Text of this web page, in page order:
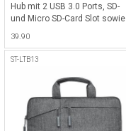
Hub mit 2 USB 3.0 Ports, SD-
und Micro SD-Card Slot sowie
39.90
ST-LTB13